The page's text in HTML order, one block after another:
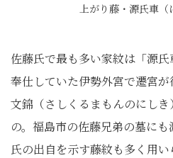
上がり藤・源氏車（
佐藤氏で最も多い家紋は「源
奉仕していた伊勢外宮で遷宮
文錦（さしくるまもんのにし
の。福島市の佐藤兄弟の墓に
氏の出自を示す藤紋も多く用い